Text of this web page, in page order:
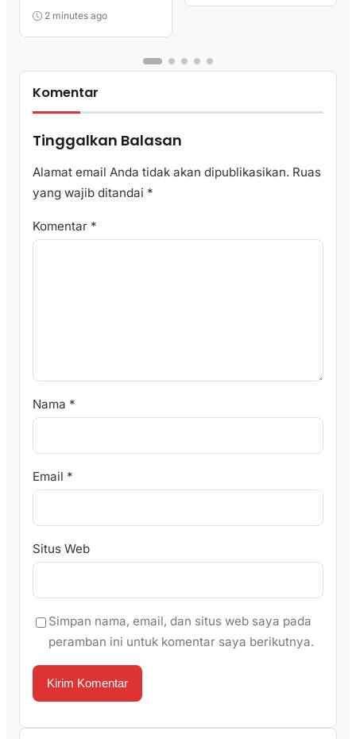
Kolaborasi Strategis
2 minutes ago
Komentar
Tinggalkan Balasan
Alamat email Anda tidak akan dipublikasikan. Ruas
yang wajib ditandai *
Komentar *
Nama *
Email *
Situs Web
Simpan nama, email, dan situs web saya pada
peramban ini untuk komentar saya berikutnya.